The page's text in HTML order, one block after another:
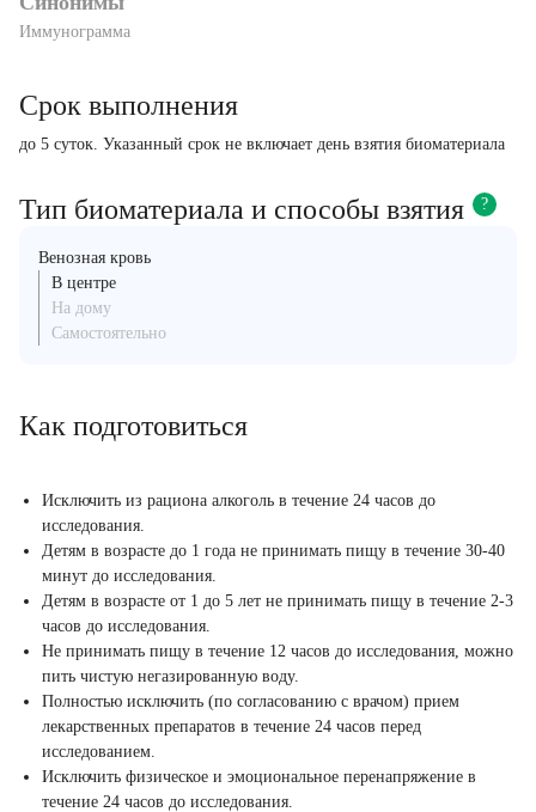
Иммунограмма
Срок выполнения
до 5 суток. Указанный срок не включает день взятия биоматериала
Тип биоматериала и способы взятия ?
Венозная кровь
В центре
На дому
Самостоятельно
Как подготовиться
Исключить из рациона алкоголь в течение 24 часов до
исследования.
Детям в возрасте до 1 года не принимать пищу в течение 30-40
минут до исследования.
Детям в возрасте от 1 до 5 лет не принимать пищу в течение 2-3
часов до исследования.
Не принимать пищу в течение 12 часов до исследования, можно
пить чистую негазированную воду.
Полностью исключить (по согласованию с врачом) прием
лекарственных препаратов в течение 24 часов перед
исследованием.
Исключить физическое и эмоциональное перенапряжение в
течение 24 часов до исследования.